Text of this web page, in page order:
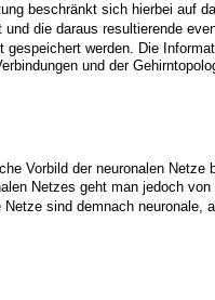
beschränkt sich hierbei auf
die daraus resultierende
werden. Die
und der
Vorbild der neuronalen Netze
Netzes geht man jedoch
sind demnach neuronale,